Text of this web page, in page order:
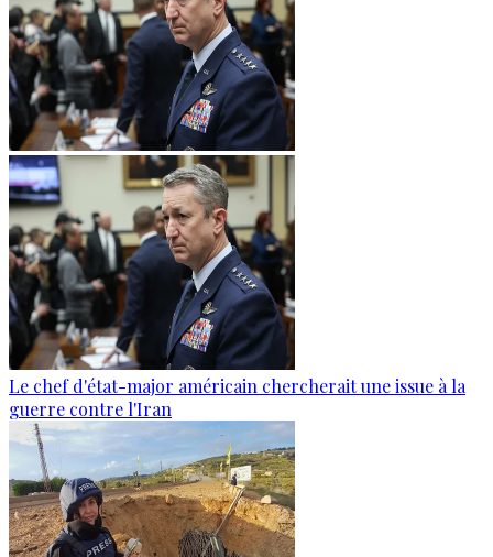
Le chef d'état-major américain chercherait une issue à la
guerre contre l'Iran